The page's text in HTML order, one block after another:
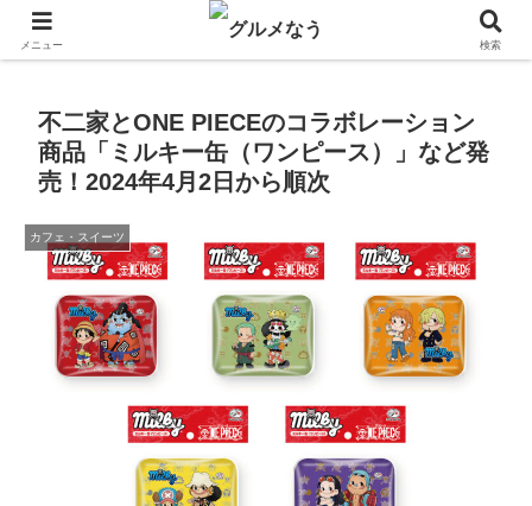
飲食店キャンペーン・食品飲料お菓子新発売のグルメニュース。
不二家とONE PIECEのコラボレーション
商品「ミルキー缶（ワンピース）」など発
売！2024年4月2日から順次
カフェ・スイーツ
メニュー 検索